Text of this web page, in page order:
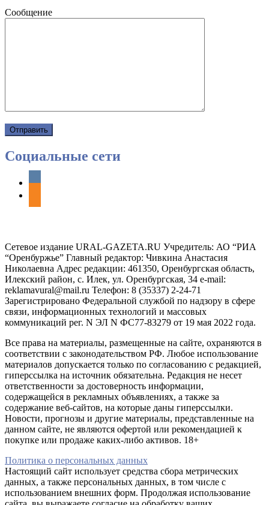
Сообщение
Социальные сети
vkontakte
Сетевое издание URAL-GAZETA.RU Учредитель: АО “РИА
“Оренбуржье” Главный редактор: Чивкина Анастасия
Николаевна Адрес редакции: 461350, Оренбургская область,
Илекский район, с. Илек, ул. Оренбургская, 34 e-mail:
reklamavural@mail.ru Телефон: 8 (35337) 2-24-71
Зарегистрировано Федеральной службой по надзору в сфере
связи, информационных технологий и массовых
коммуникаций рег. N ЭЛ N ФС77-83279 от 19 мая 2022 года.
Все права на материалы, размещенные на сайте, охраняются в
соответствии с законодательством РФ. Любое использование
материалов допускается только по согласованию с редакцией,
гиперссылка на источник обязательна. Редакция не несет
ответственности за достоверность информации,
содержащейся в рекламных объявлениях, а также за
содержание веб-сайтов, на которые даны гиперссылки.
Новости, прогнозы и другие материалы, представленные на
данном сайте, не являются офертой или рекомендацией к
покупке или продаже каких-либо активов. 18+
Политика о персональных данных
Настоящий сайт использует средства сбора метрических
данных, а также персональных данных, в том числе с
использованием внешних форм. Продолжая использование